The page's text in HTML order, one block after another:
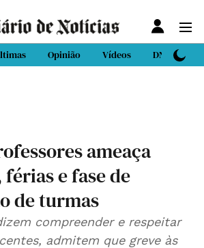
Opinião Vídeos DN Sport
ameaça
e fase de
de turmas
compreender e respeitar
admitem que greve às